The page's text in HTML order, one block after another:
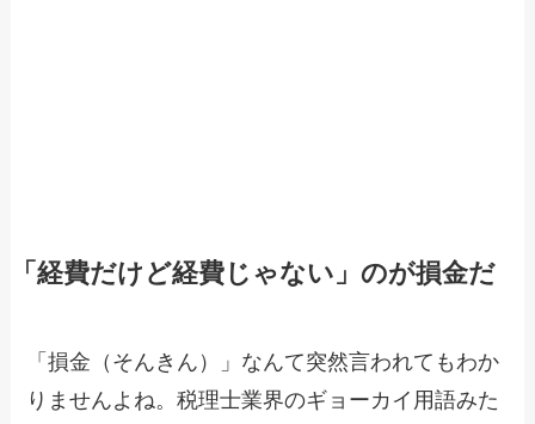
「経費だけど経費じゃない」のが損金だ
「損金（そんきん）」なんて突然言われてもわか
りませんよね。税理士業界のギョーカイ用語みた